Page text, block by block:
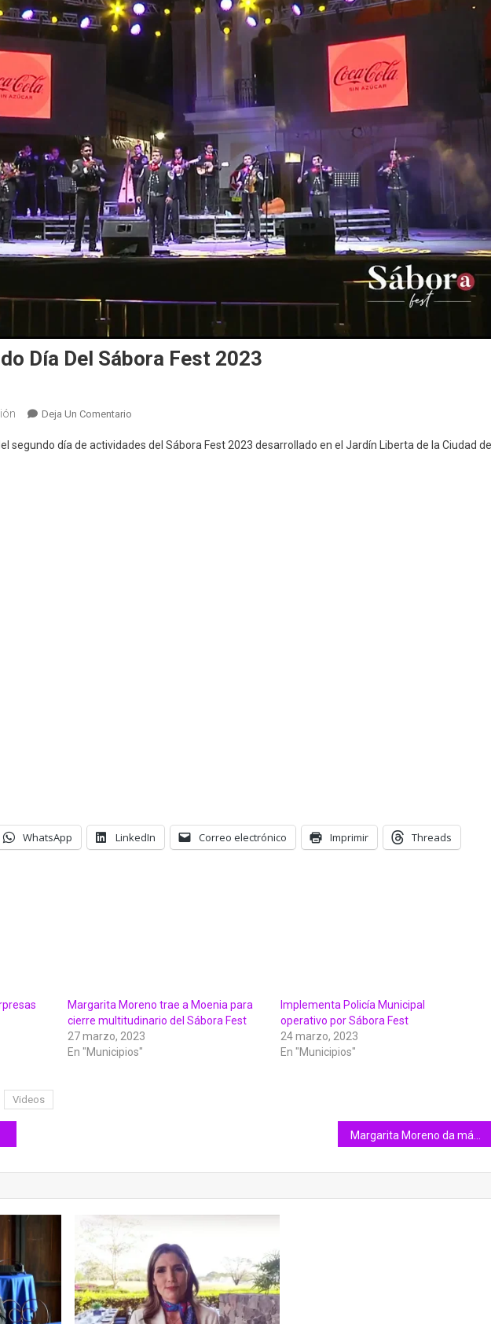
Día Del Sábora Fest 2023
Deja Un Comentario
El
segundo día de actividades del Sábora Fest 2023 desarrollado en el Jardín Liberta de la Ciudad de
WhatsApp LinkedIn Correo electrónico Imprimir Threads
Margarita Moreno trae a Moenia para
cierre multitudinario del Sábora Fest
27 marzo, 2023
En "Municipios"
Implementa Policía Municipal
operativo por Sábora Fest
24 marzo, 2023
En "Municipios"
Videos